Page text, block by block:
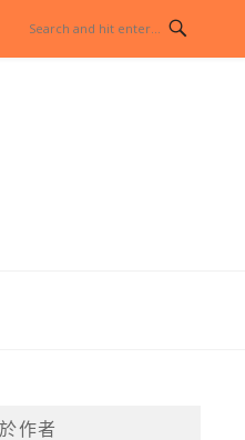
作者